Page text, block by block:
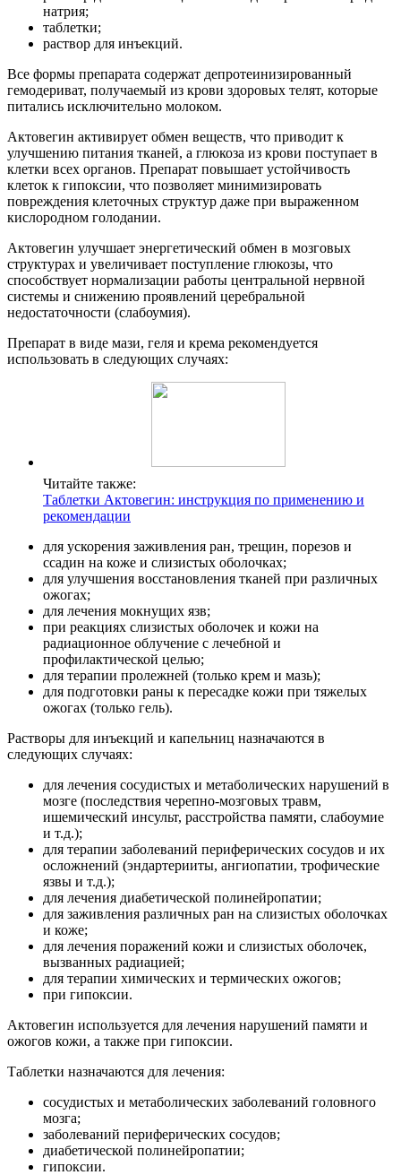
натрия;
таблетки;
раствор для инъекций.
Все формы препарата содержат депротеинизированный
гемодериват, получаемый из крови здоровых телят, которые
питались исключительно молоком.
Актовегин активирует обмен веществ, что приводит к
улучшению питания тканей, а глюкоза из крови поступает в
клетки всех органов. Препарат повышает устойчивость
клеток к гипоксии, что позволяет минимизировать
повреждения клеточных структур даже при выраженном
кислородном голодании.
Актовегин улучшает энергетический обмен в мозговых
структурах и увеличивает поступление глюкозы, что
способствует нормализации работы центральной нервной
системы и снижению проявлений церебральной
недостаточности (слабоумия).
Препарат в виде мази, геля и крема рекомендуется
использовать в следующих случаях:
Читайте также:
Таблетки Актовегин: инструкция по применению и
рекомендации
для ускорения заживления ран, трещин, порезов и
ссадин на коже и слизистых оболочках;
для улучшения восстановления тканей при различных
ожогах;
для лечения мокнущих язв;
при реакциях слизистых оболочек и кожи на
радиационное облучение с лечебной и
профилактической целью;
для терапии пролежней (только крем и мазь);
для подготовки раны к пересадке кожи при тяжелых
ожогах (только гель).
Растворы для инъекций и капельниц назначаются в
следующих случаях:
для лечения сосудистых и метаболических нарушений в
мозге (последствия черепно-мозговых травм,
ишемический инсульт, расстройства памяти, слабоумие
и т.д.);
для терапии заболеваний периферических сосудов и их
осложнений (эндартерииты, ангиопатии, трофические
язвы и т.д.);
для лечения диабетической полинейропатии;
для заживления различных ран на слизистых оболочках
и коже;
для лечения поражений кожи и слизистых оболочек,
вызванных радиацией;
для терапии химических и термических ожогов;
при гипоксии.
Актовегин используется для лечения нарушений памяти и
ожогов кожи, а также при гипоксии.
Таблетки назначаются для лечения:
сосудистых и метаболических заболеваний головного
мозга;
заболеваний периферических сосудов;
диабетической полинейропатии;
гипоксии.